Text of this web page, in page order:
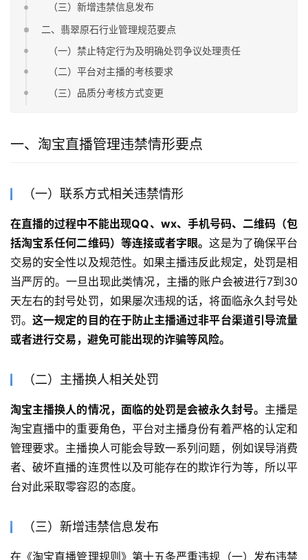
（三）新增违禁信息发布
二、翡翠原石行业管理规范要点
（一）禁止特定行为及明确处罚争议处理责任
（二）平台对主播的考核要求
（三）品质分考核方式变更
一、淘宝直播管理违禁情形要点
（一）联系方式相关违禁情形
在直播的过程中不能出现QQ、wx、手机号码、二维码（包
括淘宝系任何二维码）等连接或者字眼。这是为了确保平台
交易的安全性以及规范性。如果主播违反此规定，处罚是相
当严厉的。一旦出现此类情况，主播的账户会被进行7到30
天左右的封号处罚，如果屡次违规的话，将面临永久封号处
罚。这一规定的目的在于防止主播通过非平台渠道引导流量
或者进行交易，避免可能出现的诈骗等风险。
（二）主播换人相关处罚
淘宝主播换人的情况，面临的处罚是会被永久封号。 主播是
淘宝直播中的重要角色，平台对主播身份有着严格的认定和
管理要求。主播换人可能会导致一系列问题，例如误导消费
者、破坏直播的连贯性以及可能存在的欺诈行为等，所以平
台对此采取零容忍的态度。
（三）新增违禁信息发布
在《淘宝直播管理规则》第十五条严重违规（一）发布违禁